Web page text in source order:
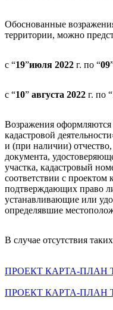
Обоснованные
территории, можно
с “19”июля 2022 г. по “09
с “10” августа 2022 г. по “
Возражения оформляются
кадастровой
и (при наличии)
документа,
участка, кадастровый
соответствии с
подтверждающих право
устанавливающие или
определявшие
В случае отсутствия
ПРОЕКТ КАРТА-ПЛАН
ПРОЕКТ КАРТА-ПЛАН